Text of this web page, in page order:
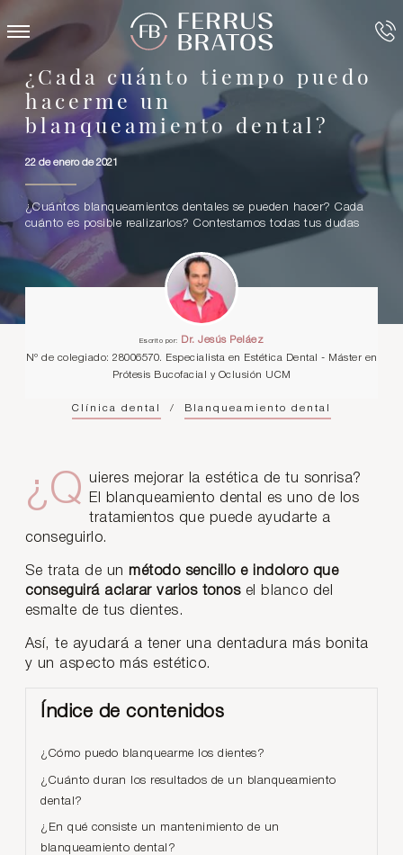
¿Cada cuánto tiempo puedo
hacerme un
blanqueamiento dental?
22 de enero de 2021
¿Cuántos blanqueamientos dentales se pueden hacer? Cada
cuánto es posible realizarlos? Contestamos todas tus dudas
Escrito por:
Dr. Jesús Peláez
Nº de colegiado: 28006570. Especialista en Estética Dental - Máster en
Prótesis Bucofacial y Oclusión UCM
Clínica dental / Blanqueamiento dental
¿Quieres mejorar la estética de tu sonrisa?
El blanqueamiento dental es uno de los
tratamientos que puede ayudarte a
conseguirlo.
Se trata de un método sencillo e indoloro que
conseguirá aclarar varios tonosel blanco del
esmalte de tus dientes.
Así, te ayudará a tener una dentadura más bonita
y un aspecto más estético.
Índice de contenidos
¿Cómo puedo blanquearme los dientes?
¿Cuánto duran los resultados de un blanqueamiento
dental?
¿En qué consiste un mantenimiento de un
blanqueamiento dental?